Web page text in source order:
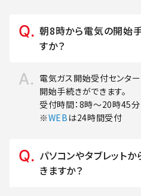
朝8時から電気の開始
すか？
電気ガス開始受付センタ
開始手続きができます。
受付時間：8時～20時45分
※WEB は24時間受付
パソコンやタブレット
きますか？